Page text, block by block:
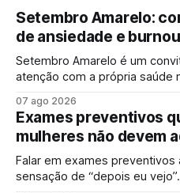
Setembro Amarelo:
de ansiedade e
Setembro Amarelo é um
atenção com a própria saúde
de ansiedade e sinais de
algo já não vai bem. A
ampliar esse olhar,
07 ago 2026
Exames preventivos
mulheres não devem
Falar em exames preventivos
sensação de “depois eu